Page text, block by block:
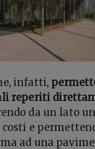
infatti,
reperiti
da un lato
e
ad una